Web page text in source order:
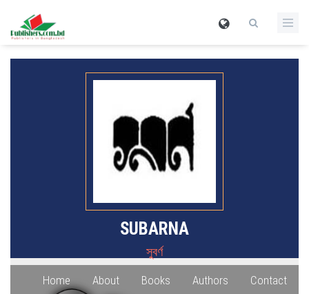
SUBARNA
সুবর্ণ
Home About Books Authors Contact